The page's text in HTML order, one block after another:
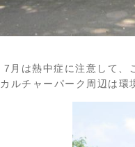
7月は熱中症に注意して、
カルチャーパーク周辺は環